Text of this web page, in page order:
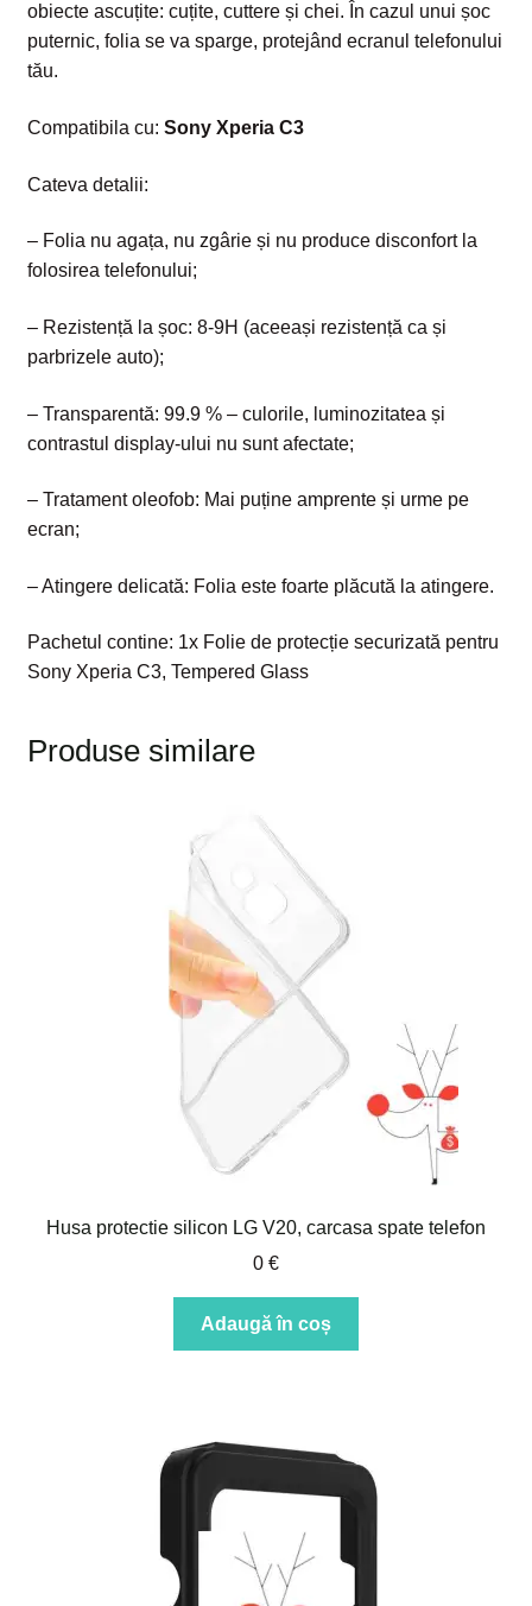
obiecte ascuțite: cuțite, cuttere și chei. În cazul unui șoc
puternic, folia se va sparge, protejând ecranul telefonului
tău.
Compatibila cu: Sony Xperia C3
Cateva detalii:
– Folia nu agața, nu zgârie și nu produce disconfort la
folosirea telefonului;
– Rezistență la șoc: 8-9H (aceeași rezistență ca și
parbrizele auto);
– Transparentă: 99.9 % – culorile, luminozitatea și
contrastul display-ului nu sunt afectate;
– Tratament oleofob: Mai puține amprente și urme pe
ecran;
– Atingere delicată: Folia este foarte plăcută la atingere.
Pachetul contine: 1x Folie de protecție securizată pentru
Sony Xperia C3, Tempered Glass
Produse similare
Husa protectie silicon LG V20, carcasa spate telefon
0 €
Adaugă în coș